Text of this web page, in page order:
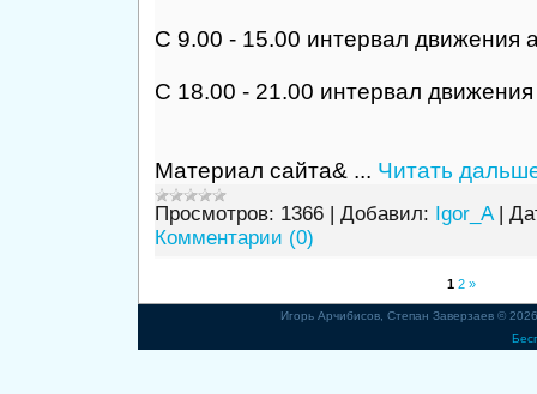
С 9.00 - 15.00 интервал движения
С 18.00 - 21.00 интервал
Материал сайта& ... Читать
Просмотров: 1366 | Добавил: Igor_A |
Комментарии (0)
1 2 »
Игорь Арчибисов, Степан Заверзаев ©